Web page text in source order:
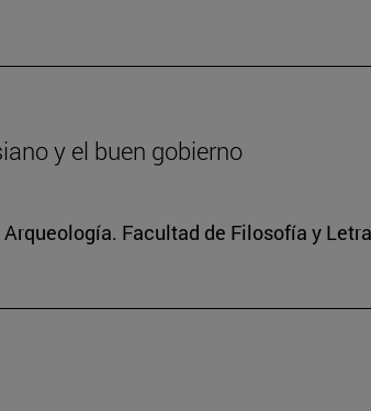
y el buen gobierno
Facultad de Filosofía y